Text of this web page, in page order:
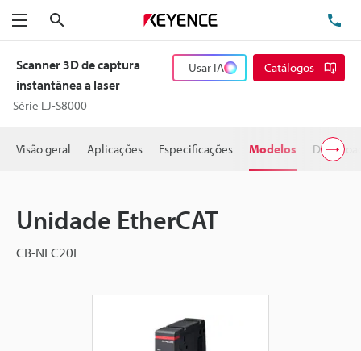
Menu
Scanner 3D de captura
instantânea a laser
Série LJ-S8000
Usar IA Catálogos
Visão geral Aplicações Especificações Modelos
Unidade EtherCAT
CB-NEC20E